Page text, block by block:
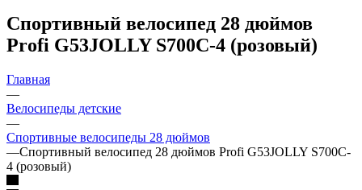
Спортивный велосипед 28 дюймов
Profi G53JOLLY S700C-4 (розовый)
Главная
—
Велосипеды детские
—
Спортивные велосипеды 28 дюймов
—Спортивный велосипед 28 дюймов Profi G53JOLLY S700C-
4 (розовый)